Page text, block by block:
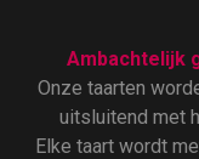
Ambachtelijk
Onze taarten
uitsluitend met
Elke taart wordt